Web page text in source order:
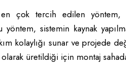
çok tercih edilen yöntem,
yöntem, sistemin kaynak
kolaylığı sunar ve projede
olarak üretildiği için montaj